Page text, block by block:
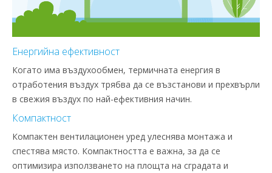
Енергийна ефективност
Когато има въздухообмен, термичната енергия в
отработения въздух трябва да се възстанови и прехвърли
в свежия въздух по най-ефективния начин.
Компактност
Компактен вентилационен уред улеснява монтажа и
спестява място. Компактността е важна, за да се
оптимизира използването на площта на сградата и